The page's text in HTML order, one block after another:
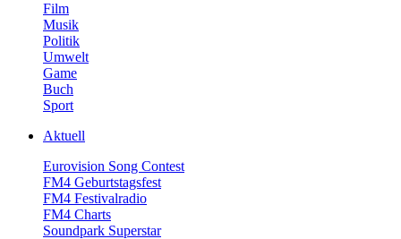
Film
Musik
Politik
Umwelt
Game
Buch
Sport
Aktuell
EurovisionSongContest
FM4Geburtstagsfest
FM4Festivalradio
FM4Charts
SoundparkSuperstar